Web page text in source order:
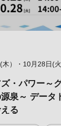
）・10月28日(火
・パワー～
泉～ データ
る